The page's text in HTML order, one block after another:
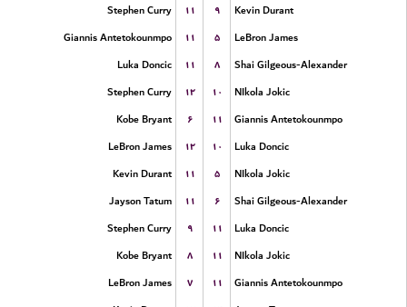
Stephen Curry
۱۱ ۹
Kevin Durant
Giannis Antetokounmpo
۱۱ ۵
LeBron James
Luka Doncic
۱۱ ۸
Shai Gilgeous-Alexander
Stephen Curry
۱۲ ۱۰
NIkola Jokic
Kobe Bryant
۶ ۱۱
Giannis Antetokounmpo
LeBron James
۱۲ ۱۰
Luka Doncic
Kevin Durant
۱۱ ۵
NIkola Jokic
Jayson Tatum
۱۱ ۶
Shai Gilgeous-Alexander
Stephen Curry
۹ ۱۱
Luka Doncic
Kobe Bryant
۸ ۱۱
NIkola Jokic
LeBron James
۷ ۱۱
Giannis Antetokounmpo